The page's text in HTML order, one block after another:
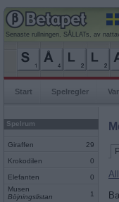
Senaste rullningen, SÅLLATs, av
Start Spelregler
Spelrum
Giraffen 29
Krokodilen 0
Elefanten
0
Musen
Böjningslistan
1